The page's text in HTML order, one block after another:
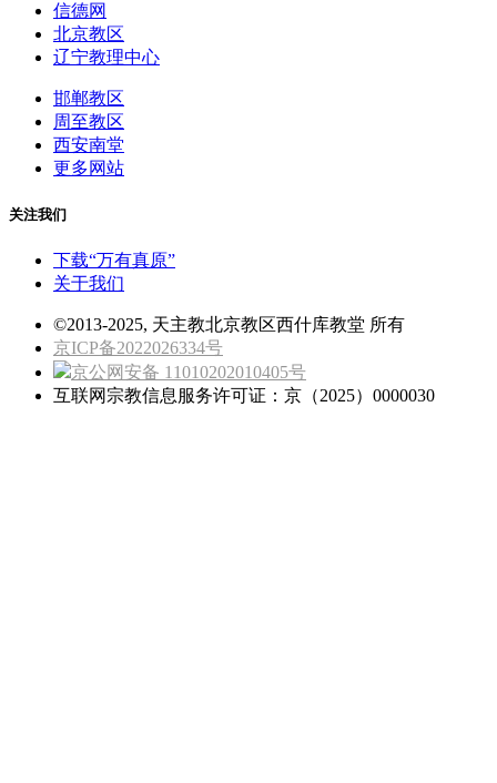
信德网
北京教区
辽宁教理中心
邯郸教区
周至教区
西安南堂
更多网站
关注我们
下载“万有真原”
关于我们
©2013-2025, 天主教北京教区西什库教堂 所有
京ICP备2022026334号
京公网安备 11010202010405号
互联网宗教信息服务许可证：京（2025）0000030